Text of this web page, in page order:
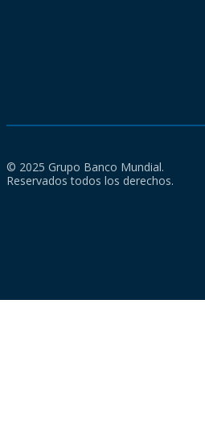
© 2025 Grupo Banco Mundial.
Reservados todos los derechos.